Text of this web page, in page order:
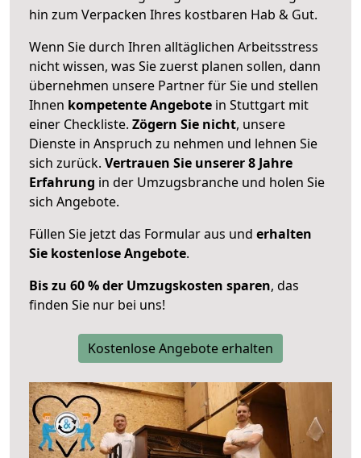
hin zum Verpacken Ihres kostbaren Hab & Gut.
Wenn Sie durch Ihren alltäglichen Arbeitsstress
nicht wissen, was Sie zuerst planen sollen, dann
übernehmen unsere Partner für Sie und stellen
Ihnen kompetente Angebote in Stuttgart mit
einer Checkliste. Zögern Sie nicht, unsere
Dienste in Anspruch zu nehmen und lehnen Sie
sich zurück. Vertrauen Sie unserer 8 Jahre
Erfahrung in der Umzugsbranche und holen Sie
sich Angebote.
Füllen Sie jetzt das Formular aus und erhalten
Sie kostenlose Angebote.
Bis zu 60 % der Umzugskosten sparen, das
finden Sie nur bei uns!
Kostenlose Angebote erhalten